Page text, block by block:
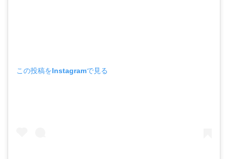
この投稿をInstagramで見る